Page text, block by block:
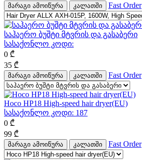
მარაგი ამოიწურა კალათში Fast Order
საჰაერო ბუშტი მტვრის და გასაბერი
სასაქონლო კოდი:
0 ₾
35 ₾
მარაგი ამოიწურა კალათში Fast Order
Hoco HP18 High-speed hair dryer(EU)
სასაქონლო კოდი: 187
0 ₾
99 ₾
მარაგი ამოიწურა კალათში Fast Order